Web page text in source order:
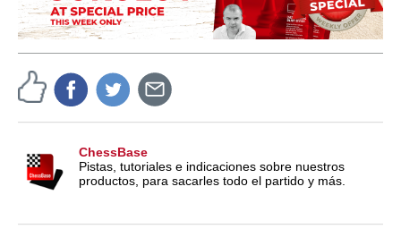
ChessBase
Pistas, tutoriales e indicaciones sobre nuestros
productos, para sacarles todo el partido y más.